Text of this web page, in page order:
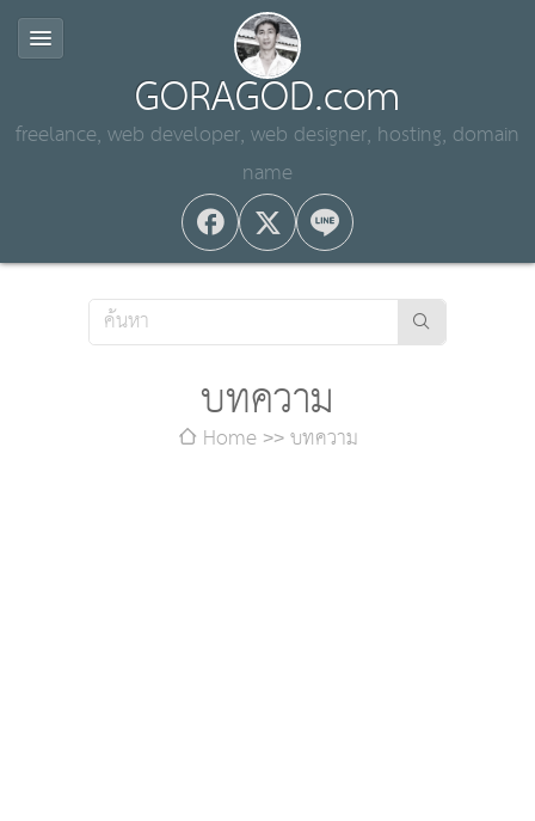
GORAGOD.com
freelance, web developer, web designer, hosting, domain
name
บทความ
Home บทความ